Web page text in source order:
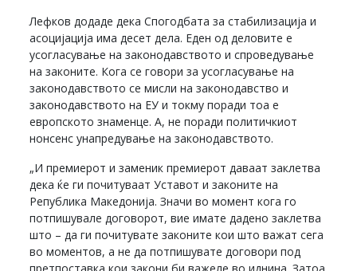
Лефков додаде дека Спогодбата за стабилизација и
асоцијација има десет дела. Еден од деловите е
усогласување на законодавството и спроведување
на законите. Кога се говори за усогласување на
законодавството се мисли на законодавство и
законодавството на ЕУ и токму поради тоа е
европското знаменце. А, не поради политичкиот
нонсенс унапредување на законодавството.
„И премиерот и заменик премиерот даваат заклетва
дека ќе ги почитуваат Уставот и законите на
Република Македонија. Значи во момент кога го
потпишувале договорот, вие имате дадено заклетва
што – да ги почитувате законите кои што важат сега
во моментов, а не да потпишувате договори под